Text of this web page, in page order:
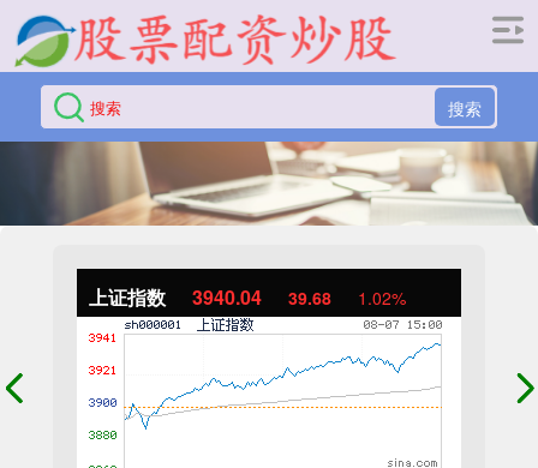
搜索
上证指数 3940.04 39.68 1.02%